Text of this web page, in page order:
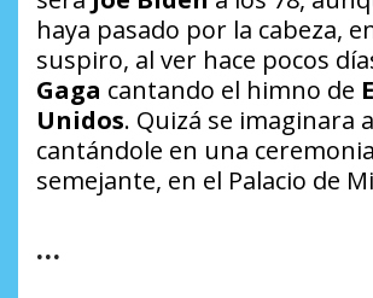
haya pasado por la cabeza,
suspiro, al ver hace pocos
Gaga cantando el himno de
Unidos. Quizá se imaginara
cantándole en una ceremonia
semejante, en el Palacio de
…